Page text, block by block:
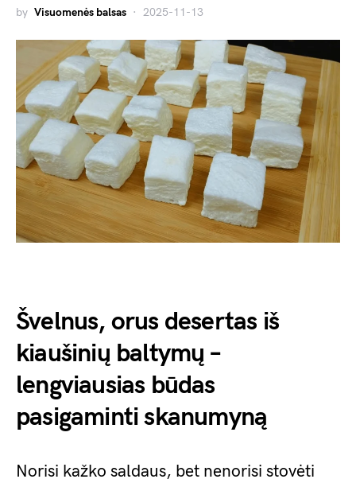
by Visuomenės balsas 2025-11-13
Švelnus, orus desertas iš
kiaušinių baltymų –
lengviausias būdas
pasigaminti skanumyną
Norisi kažko saldaus, bet nenorisi stovėti